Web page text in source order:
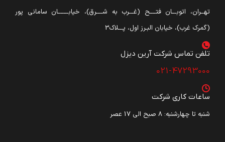
تهــران، اتوبـــان فتــــح (غـــرب به شــــرق)، خیابـــــــان سامانی پور
(گمرک غرب)، خیابان البـرز اول، پـــلاک3
تلفن تماس شرکت آرین دیزل​
021-47293000
ساعات کاری شرکت
شنبه تا چهارشنبه: ۸ صبح الی 17 عصر